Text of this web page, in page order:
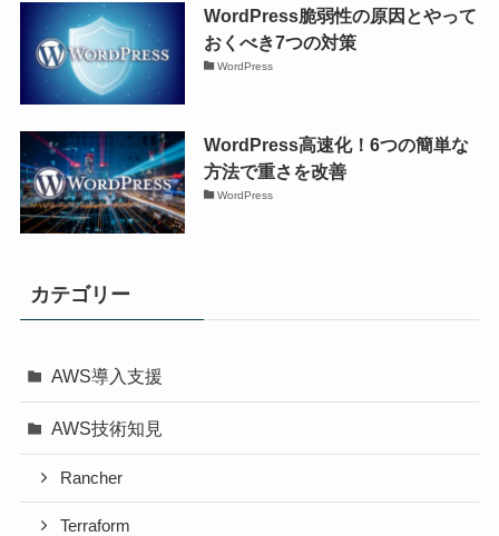
WordPress脆弱性の原因とやって
おくべき7つの対策
WordPress
WordPress高速化！6つの簡単な
方法で重さを改善
WordPress
カテゴリー
AWS導入支援
AWS技術知見
Rancher
Terraform